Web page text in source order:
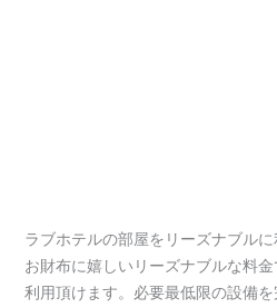
ラブホテルの部屋をリーズナブル
お財布に嬉しいリーズナブルな料
利用頂けます。必要最低限の設備